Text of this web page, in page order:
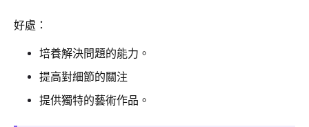
好處：
培養解決問題的能力。
提高對細節的關注
提供獨特的藝術作品。